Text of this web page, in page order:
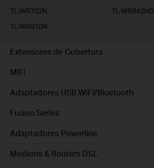
TL-WR702N
TL-WR843ND
TL-WR810N
Extensores de Cobertura
MiFi
Adaptadores USB WiFi/Bluetooth
Fusion Series
Adaptadores Powerline
Modems & Routers DSL